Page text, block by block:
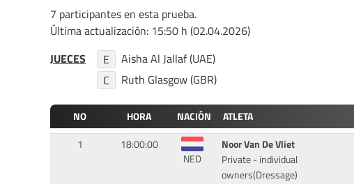
7 participantes en esta prueba.
Última actualización: 15:50 h (02.04.2026)
JUECES
E
Aisha Al Jallaf (UAE)
C
Ruth Glasgow (GBR)
NO HORA NACIÓN ATLETA
1
18:00:00
NED
Noor Van De Vliet
Private - individual
owners(Dressage)